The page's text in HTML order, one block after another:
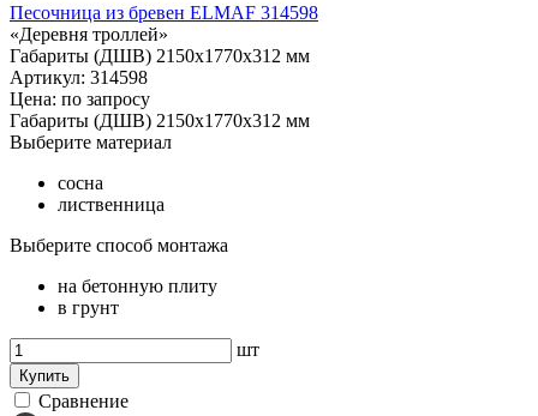
Песочница из бревен ELMAF 314598
«Деревня троллей»
Габариты (ДШВ) 2150х1770х312 мм
Артикул: 314598
Цена: по запросу
Габариты (ДШВ) 2150х1770х312 мм
Выберите материал
сосна
лиственница
Выберите способ монтажа
на бетонную плиту
в грунт
шт
Купить
Сравнение